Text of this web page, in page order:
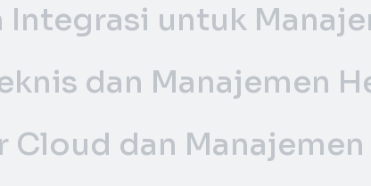
Integrasi untuk
dan Manajemen
dan Manajemen